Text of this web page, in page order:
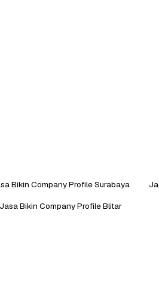
Bikin Company Profile Surabaya
Jasa Bikin Company Profile Blitar